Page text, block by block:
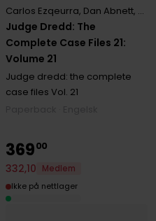
Mark Millar,Trevor Hairsine
Judge Dredd: The
Complete Case Files 21:
Volume 21
Carlos Ezqeurra, Dan Abnett,
Judge dredd: the complete
case files Vol. 21
36900
332,10
Medlem
Ikke på nettlager